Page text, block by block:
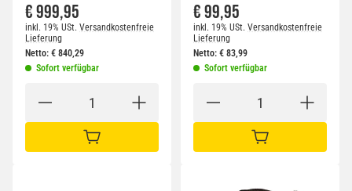
€ 999,95
inkl. 19% USt. Versandkostenfreie
Lieferung
Netto: € 840,29
Sofort verfügbar
IN DEN WARENKORB
€ 99,95
inkl. 19% USt. Versandkostenfreie
Lieferung
Netto: € 83,99
Sofort verfügbar
IN DEN WARENKORB